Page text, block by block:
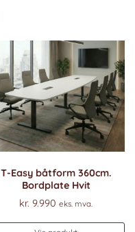
T-Easy båtform 360cm.
Bordplate Hvit
kr. 9.990 eks. mva.